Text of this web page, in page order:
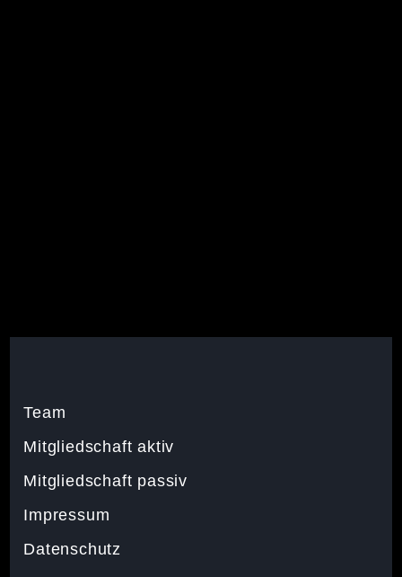
Team
Mitgliedschaft aktiv
Mitgliedschaft passiv
Impressum
Datenschutz